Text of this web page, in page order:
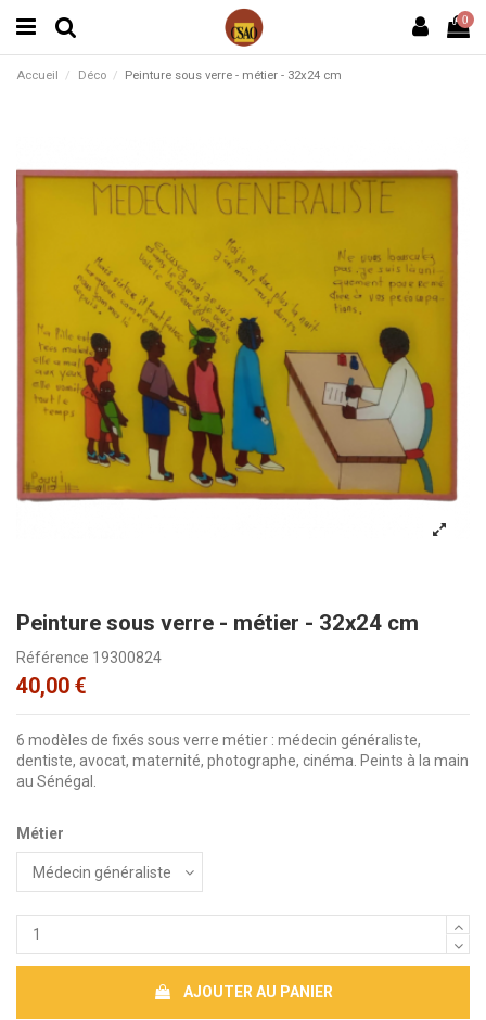
0
Accueil Déco Peinture sous verre - métier - 32x24 cm
Peinture sous verre - métier - 32x24 cm
Référence 19300824
40,00 €
6 modèles de fixés sous verre métier : médecin généraliste,
dentiste, avocat, maternité, photographe, cinéma. Peints à la main
au Sénégal.
Métier
AJOUTER AU PANIER